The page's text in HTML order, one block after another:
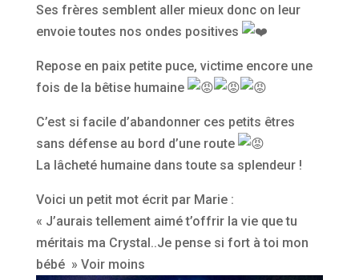
Ses frères semblent aller mieux donc on leur
envoie toutes nos ondes positives
Repose en paix petite puce, victime encore une
fois de la bêtise humaine
C’est si facile d’abandonner ces petits êtres
sans défense au bord d’une route
La lâcheté humaine dans toute sa splendeur !
Voici un petit mot écrit par Marie :
« J’aurais tellement aimé t’offrir la vie que tu
méritais ma Crystal..Je pense si fort à toi mon
bébé » Voir moins